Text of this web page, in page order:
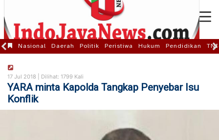
Nasional Daerah Politik Peristiwa Hukum Pendidikan
17 Jul 2018 | Dilihat: 1799 Kali
YARA minta Kapolda Tangkap Penyebar Isu
Konflik